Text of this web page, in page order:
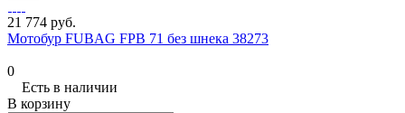
21 774 руб.
Мотобур FUBAG FPB 71 без шнека 38273
0
Есть в наличии
В корзину